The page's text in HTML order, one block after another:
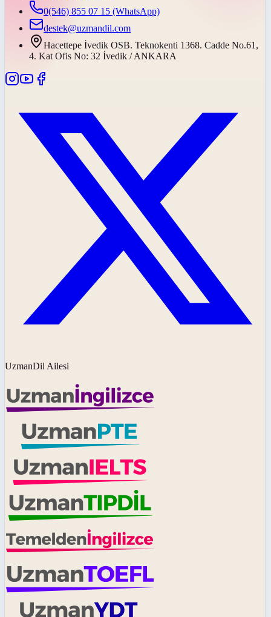
0(546) 855 07 15 (WhatsApp)
destek@uzmandil.com
Hacettepe İvedik OSB. Teknokenti 1368. Cadde No.61,
4. Kat Ofis No: 32 İvedik / ANKARA
UzmanDil Ailesi